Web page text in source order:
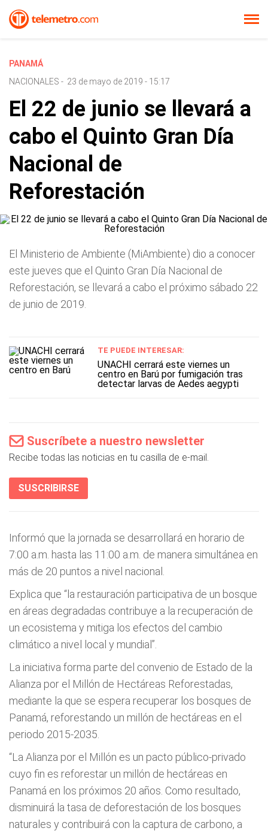
PANAMÁ
NACIONALES - 23 de mayo de 2019 - 15:17
El 22 de junio se llevará a
cabo el Quinto Gran Día
Nacional de
Reforestación
El Ministerio de Ambiente (MiAmbiente) dio a conocer
este jueves que el Quinto Gran Día Nacional de
Reforestación, se llevará a cabo el próximo sábado 22
de junio de 2019.
TE PUEDE INTERESAR:
UNACHI cerrará este viernes un
centro en Barú por fumigación tras
detectar larvas de Aedes aegypti
Suscríbete a nuestro newsletter
Recibe todas las noticias en tu casilla de e-mail.
SUSCRIBIRSE
Informó que la jornada se desarrollará en horario de
7:00 a.m. hasta las 11:00 a.m. de manera simultánea en
más de 20 puntos a nivel nacional.
Explica que “la restauración participativa de un bosque
en áreas degradadas contribuye a la recuperación de
un ecosistema y mitiga los efectos del cambio
climático a nivel local y mundial”.
La iniciativa forma parte del convenio de Estado de la
Alianza por el Millón de Hectáreas Reforestadas,
mediante la que se espera recuperar los bosques de
Panamá, reforestando un millón de hectáreas en el
periodo 2015-2035.
“La Alianza por el Millón es un pacto público-privado
cuyo fin es reforestar un millón de hectáreas en
Panamá en los próximos 20 años. Como resultado,
disminuirá la tasa de deforestación de los bosques
naturales y contribuirá con la captura de carbono, a